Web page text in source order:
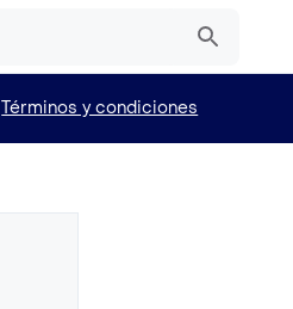
Términos y condiciones